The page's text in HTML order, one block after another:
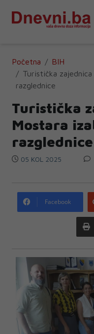
Početna
BIH
Turistička
razglednice
Turistička
Mostara
razglednice
05 KOL 2025
Facebook